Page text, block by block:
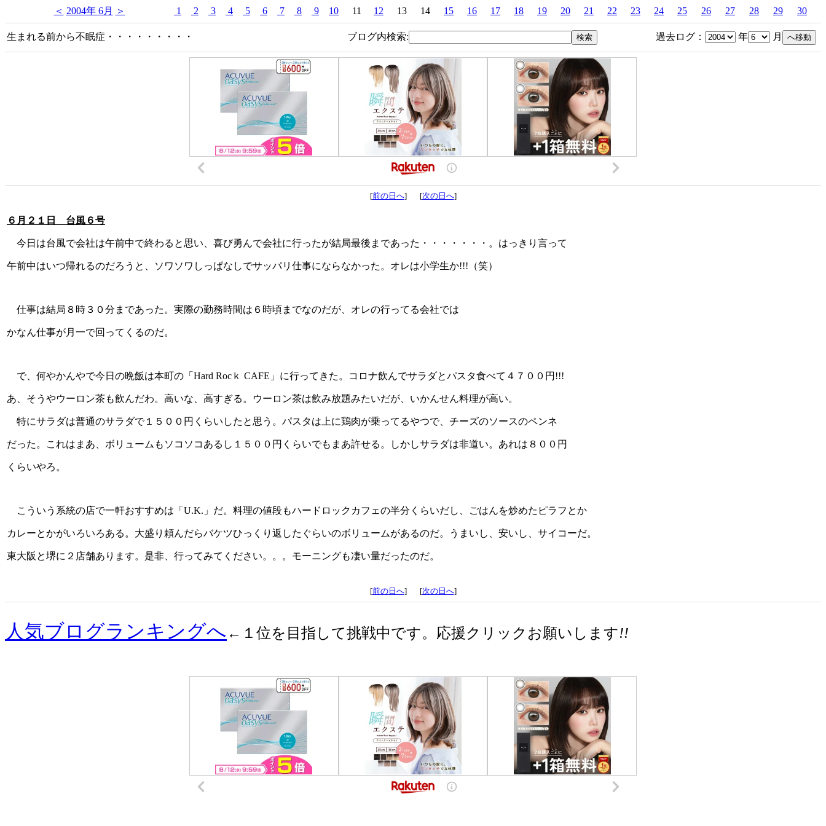
＜ 2004年 6月 ＞ 1 2 3 4 5 6 7 8 9 10 11 12 13 14 15 16 17 18 19 20 21 22 23 24 25 26 27 28 29 30
生まれる前から不眠症・・・・・・・・・ ブログ内検索: 過去ログ： 年 月
[前の日へ] [次の日へ]
６月２１日 台風６号
今日は台風で会社は午前中で終わると思い、喜び勇んで会社に行ったが結局最後まであった・・・・・・・。はっきり言って
午前中はいつ帰れるのだろうと、ソワソワしっぱなしでサッパリ仕事にならなかった。オレは小学生か!!!（笑）
仕事は結局８時３０分まであった。実際の勤務時間は６時頃までなのだが、オレの行ってる会社では
かなん仕事が月一で回ってくるのだ。
で、何やかんやで今日の晩飯は本町の「Hard Rocｋ CAFE」に行ってきた。コロナ飲んでサラダとパスタ食べて４７００円!!!
あ、そうやウーロン茶も飲んだわ。高いな、高すぎる。ウーロン茶は飲み放題みたいだが、いかんせん料理が高い。
特にサラダは普通のサラダで１５００円くらいしたと思う。パスタは上に鶏肉が乗ってるやつで、チーズのソースのペンネ
だった。これはまあ、ボリュームもソコソコあるし１５００円くらいでもまあ許せる。しかしサラダは非道い。あれは８００円
くらいやろ。
こういう系統の店で一軒おすすめは「U.K.」だ。料理の値段もハードロックカフェの半分くらいだし、ごはんを炒めたピラフとか
カレーとかがいろいろある。大盛り頼んだらバケツひっくり返したぐらいのボリュームがあるのだ。うまいし、安いし、サイコーだ。
東大阪と堺に２店舗あります。是非、行ってみてください。。。モーニングも凄い量だったのだ。
[前の日へ] [次の日へ]
人気ブログランキングへ ←１位を目指して挑戦中です。応援クリックお願いします!!